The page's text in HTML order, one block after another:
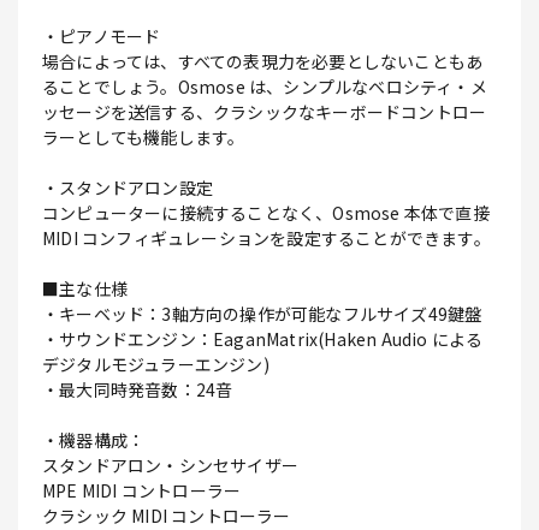
・ピアノモード
場合によっては、すべての表現力を必要としないこともあ
ることでしょう。Osmose は、シンプルなベロシティ・メ
ッセージを送信する、クラシックなキーボードコントロー
ラーとしても機能します。
・スタンドアロン設定
コンピューターに接続することなく、Osmose 本体で直接
MIDI コンフィギュレーションを設定することができます。
■主な仕様
・キーベッド：3軸方向の操作が可能なフルサイズ49鍵盤
・サウンドエンジン：EaganMatrix(Haken Audio による
デジタルモジュラーエンジン)
・最大同時発音数：24音
・機器構成：
スタンドアロン・シンセサイザー
MPE MIDI コントローラー
クラシック MIDI コントローラー